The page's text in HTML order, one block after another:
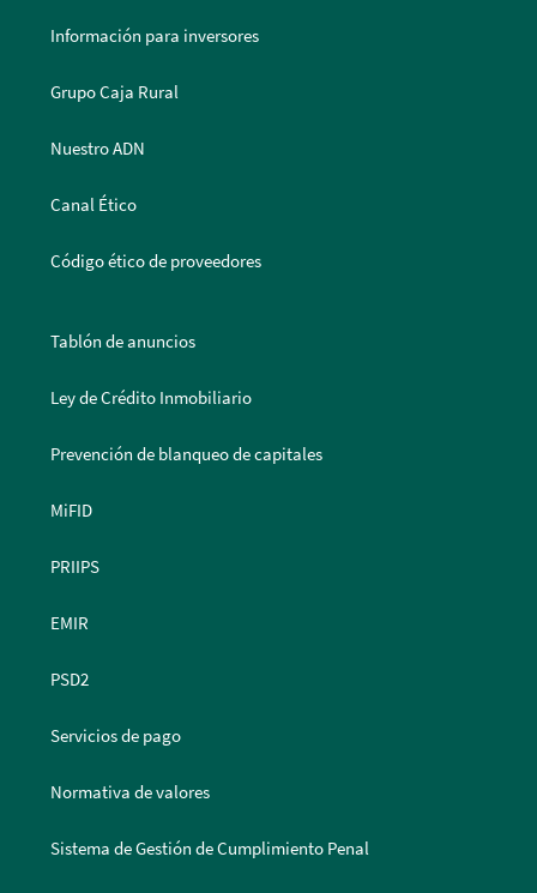
Información para inversores
Grupo Caja Rural
Nuestro ADN
Canal Ético
Código ético de proveedores
Tablón de anuncios
Ley de Crédito Inmobiliario
Prevención de blanqueo de capitales
MiFID
PRIIPS
EMIR
PSD2
Servicios de pago
Normativa de valores
Sistema de Gestión de Cumplimiento Penal